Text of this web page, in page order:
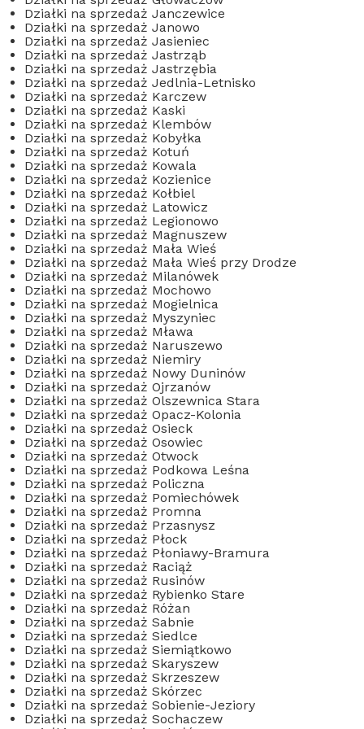
Działki na sprzedaż Janczewice
Działki na sprzedaż Janowo
Działki na sprzedaż Jasieniec
Działki na sprzedaż Jastrząb
Działki na sprzedaż Jastrzębia
Działki na sprzedaż Jedlnia-Letnisko
Działki na sprzedaż Karczew
Działki na sprzedaż Kaski
Działki na sprzedaż Klembów
Działki na sprzedaż Kobyłka
Działki na sprzedaż Kotuń
Działki na sprzedaż Kowala
Działki na sprzedaż Kozienice
Działki na sprzedaż Kołbiel
Działki na sprzedaż Latowicz
Działki na sprzedaż Legionowo
Działki na sprzedaż Magnuszew
Działki na sprzedaż Mała Wieś
Działki na sprzedaż Mała Wieś przy Drodze
Działki na sprzedaż Milanówek
Działki na sprzedaż Mochowo
Działki na sprzedaż Mogielnica
Działki na sprzedaż Myszyniec
Działki na sprzedaż Mława
Działki na sprzedaż Naruszewo
Działki na sprzedaż Niemiry
Działki na sprzedaż Nowy Duninów
Działki na sprzedaż Ojrzanów
Działki na sprzedaż Olszewnica Stara
Działki na sprzedaż Opacz-Kolonia
Działki na sprzedaż Osieck
Działki na sprzedaż Osowiec
Działki na sprzedaż Otwock
Działki na sprzedaż Podkowa Leśna
Działki na sprzedaż Policzna
Działki na sprzedaż Pomiechówek
Działki na sprzedaż Promna
Działki na sprzedaż Przasnysz
Działki na sprzedaż Płock
Działki na sprzedaż Płoniawy-Bramura
Działki na sprzedaż Raciąż
Działki na sprzedaż Rusinów
Działki na sprzedaż Rybienko Stare
Działki na sprzedaż Różan
Działki na sprzedaż Sabnie
Działki na sprzedaż Siedlce
Działki na sprzedaż Siemiątkowo
Działki na sprzedaż Skaryszew
Działki na sprzedaż Skrzeszew
Działki na sprzedaż Skórzec
Działki na sprzedaż Sobienie-Jeziory
Działki na sprzedaż Sochaczew